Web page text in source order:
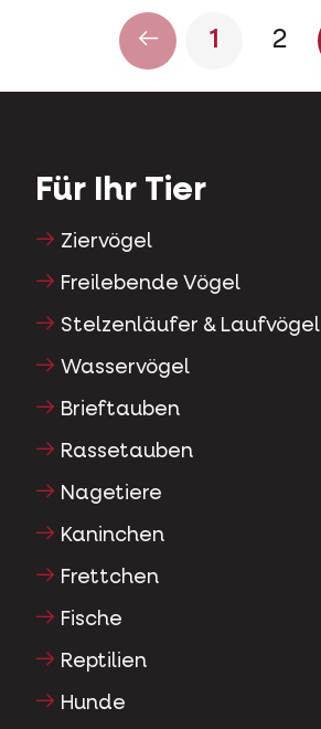
1 2
Für Ihr Tier
Ziervögel
Freilebende Vögel
Stelzenläufer & Laufvögel
Wasservögel
Brieftauben
Rassetauben
Nagetiere
Kaninchen
Frettchen
Fische
Reptilien
Hunde